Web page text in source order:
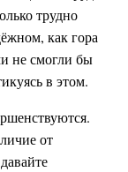
трудно
как гора
не смогли бы
в этом.
от